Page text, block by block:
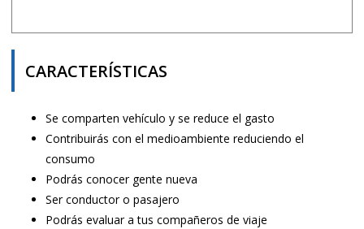
CARACTERÍSTICAS
Se comparten vehículo y se reduce el gasto
Contribuirás con el medioambiente reduciendo el
consumo
Podrás conocer gente nueva
Ser conductor o pasajero
Podrás evaluar a tus compañeros de viaje